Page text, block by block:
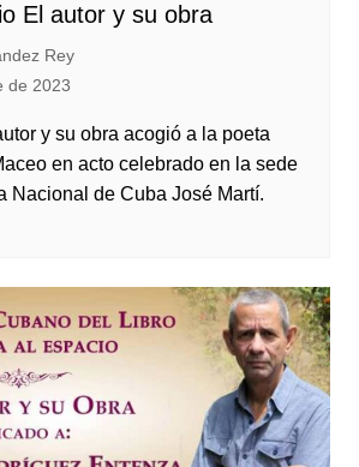
El autor y su obra
Rey
de 2023
y su obra acogió a la poeta
en acto celebrado en la sede
Nacional de Cuba José Martí.